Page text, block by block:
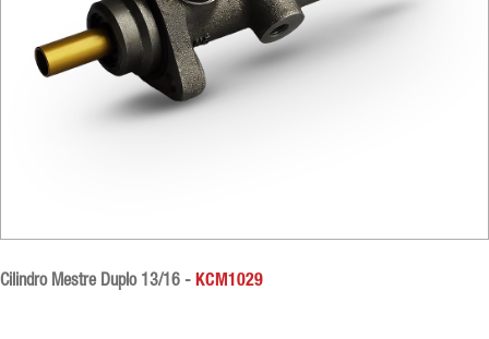
Cilindro Mestre Duplo 13/16 - KCM1029